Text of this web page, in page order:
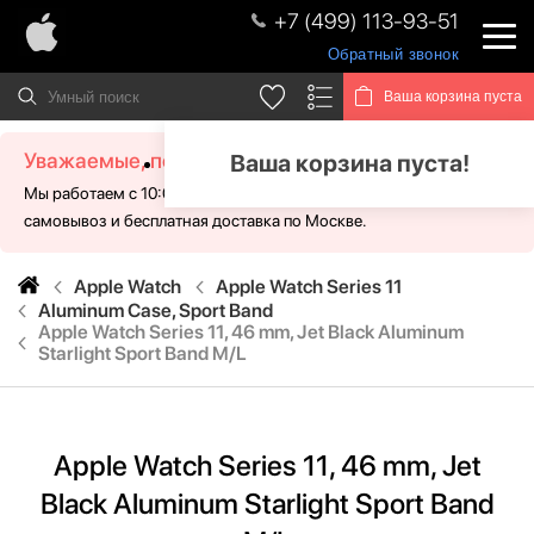
+7 (499) 113-93-51
Обратный звонок
Ваша корзина пуста
Ваша корзина пуста!
Уважаемые, посетители!
Мы работаем с 10:00 - 21:00 без выходных. Для Вас доступен
самовывоз и бесплатная доставка по Москве.
Apple Watch
Apple Watch Series 11
Aluminum Case, Sport Band
Apple Watch Series 11, 46 mm, Jet Black Aluminum
Starlight Sport Band M/L
Apple Watch Series 11, 46 mm, Jet
Black Aluminum Starlight Sport Band